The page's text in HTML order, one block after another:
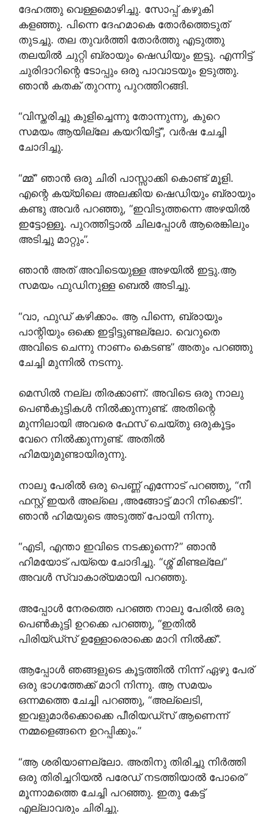
ദേഹത്തു വെള്ളമൊഴിച്ചു. സോപ്പ് കഴുകി
കളഞ്ഞു. പിന്നെ ദേഹമാകെ തോർത്തെടുത്
തുടച്ചു. തല തുവർത്തി തോർത്തു എടുത്തു
തലയിൽ ചുറ്റി ബ്രായും ഷെഡിയും ഇട്ടു. എന്നിട്ട്
ചുരിദാറിന്റെ ടോപ്പും ഒരു പാവാടയും ഉടുത്തു.
ഞാൻ കതക് തുറന്നു പുറത്തിറങ്ങി.
“വിസ്തരിച്ചു കുളിച്ചെന്നു തോന്നുന്നു, കുറെ
സമയം ആയില്ലേ കയറിയിട്ട്”, വർഷ ചേച്ചി
ചോദിച്ചു.
“മ്മ്” ഞാൻ ഒരു ചിരി പാസ്സാക്കി കൊണ്ട് മൂളി.
എന്റെ കയ്യിലെ അലക്കിയ ഷെഡിയും ബ്രായും
കണ്ടു അവർ പറഞ്ഞു, “ഇവിടുത്തന്നെ അഴയിൽ
ഇട്ടോള്ളൂ. പുറത്തിട്ടാൽ ചിലപ്പോൾ ആരെങ്കിലും
അടിച്ചു മാറ്റും”.
ഞാൻ അത് അവിടെയുള്ള അഴയിൽ ഇട്ടു.ആ
സമയം ഫുഡിനുള്ള ബെൽ അടിച്ചു.
“വാ, ഫുഡ് കഴിക്കാം. ആ പിന്നെ, ബ്രായും
പാന്റിയും ഒക്കെ ഇട്ടിട്ടുണ്ടല്ലോ. വെറുതെ
അവിടെ ചെന്നു നാണം കെടണ്ട” അതും പറഞ്ഞു
ചേച്ചി മുന്നിൽ നടന്നു.
മെസിൽ നല്ല തിരക്കാണ്. അവിടെ ഒരു നാലു
പെൺകുട്ടികൾ നിൽക്കുന്നുണ്ട്. അതിന്റെ
മുന്നിലായി അവരെ ഫേസ് ചെയ്തു ഒരുകൂട്ടം
വേറെ നിൽക്കുന്നുണ്ട്. അതിൽ
ഹിമയുമുണ്ടായിരുന്നു.
നാലു പേരിൽ ഒരു പെണ്ണ് എന്നോട് പറഞ്ഞു, “നീ
ഫസ്റ്റ് ഇയർ അല്ലെ ,അങ്ങോട്ട് മാറി നിക്കെടി”.
ഞാൻ ഹിമയുടെ അടുത്ത് പോയി നിന്നു.
“എടി, എന്താ ഇവിടെ നടക്കുന്നെ?” ഞാൻ
ഹിമയോട് പയ്യെ ചോദിച്ചു. “ശ്ശ് മിണ്ടല്ലേ”
അവൾ സ്വാകാര്യമായി പറഞ്ഞു.
അപ്പോൾ നേരത്തെ പറഞ്ഞ നാലു പേരിൽ ഒരു
പെൺകുട്ടി ഉറക്കെ പറഞ്ഞു, “ഇതിൽ
പിരിയ്ഡ്‌സ് ഉള്ളോരൊക്കെ മാറി നിൽക്ക്”.
ആപ്പോൾ ഞങ്ങളുടെ കൂട്ടത്തിൽ നിന്ന് ഏഴു പേര്
ഒരു ഭാഗത്തേക്ക് മാറി നിന്നു. ആ സമയം
ഒന്നമത്തെ ചേച്ചി പറഞ്ഞു, “അല്ലെടി,
ഇവളുമാർക്കൊക്കെ പീരിയഡ്സ് ആണെന്ന്
നമ്മളെങ്ങനെ ഉറപ്പിക്കും.”
“ആ ശരിയാണല്ലോ. അതിനു തിരിച്ചു നിർത്തി
ഒരു തിരിച്ചറിയൽ പരേഡ് നടത്തിയാൽ പോരെ”
മൂന്നാമത്തെ ചേച്ചി പറഞ്ഞു. ഇതു കേട്ട്
എല്ലാവരും ചിരിച്ചു.